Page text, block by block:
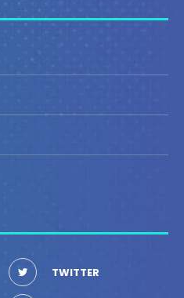
TWITTER